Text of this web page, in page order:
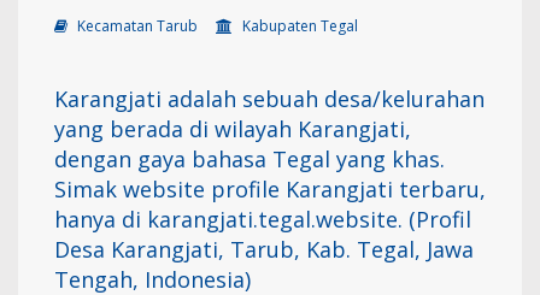
Kecamatan Tarub Kabupaten Tegal
Karangjati adalah sebuah desa/kelurahan
yang berada di wilayah Karangjati,
dengan gaya bahasa Tegal yang khas.
Simak website profile Karangjati terbaru,
hanya di karangjati.tegal.website. (Profil
Desa Karangjati, Tarub, Kab. Tegal, Jawa
Tengah, Indonesia)